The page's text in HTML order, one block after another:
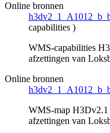
Online bronnen
capabilities )
WMS-capabilities
afzettingen van
Online bronnen
WMS-map H3Dv2.1
afzettingen van